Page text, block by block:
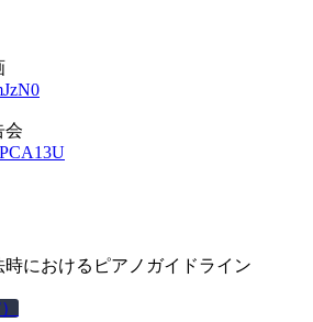
会
におけるピアノガイドライン